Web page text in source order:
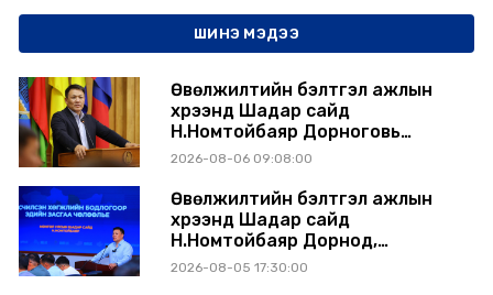
ШИНЭ МЭДЭЭ
Өвөлжилтийн бэлтгэл ажлын
хүрээнд Шадар сайд
Н.Номтойбаяр Дорноговь
аймагт ажиллав
2026-08-06 09:08:00
Өвөлжилтийн бэлтгэл ажлын
хүрээнд Шадар сайд
Н.Номтойбаяр Дорнод,
Сүхбаатар аймагт ажиллав
2026-08-05 17:30:00